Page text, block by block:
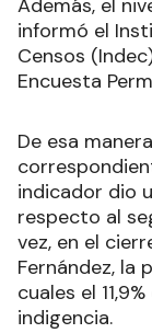
Además, el
informó el
Censos
Encuesta
De esa
indicador dio
respecto al
vez, en el
Fernández, la
cuales el
indigencia.